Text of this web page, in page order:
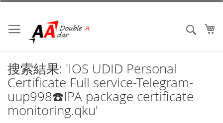
跳
內
容
搜索
搜索結果: 'IOS UDID Personal
Certificate Full service-Telegram-
uup998☎️IPA package certificate
monitoring.qku'